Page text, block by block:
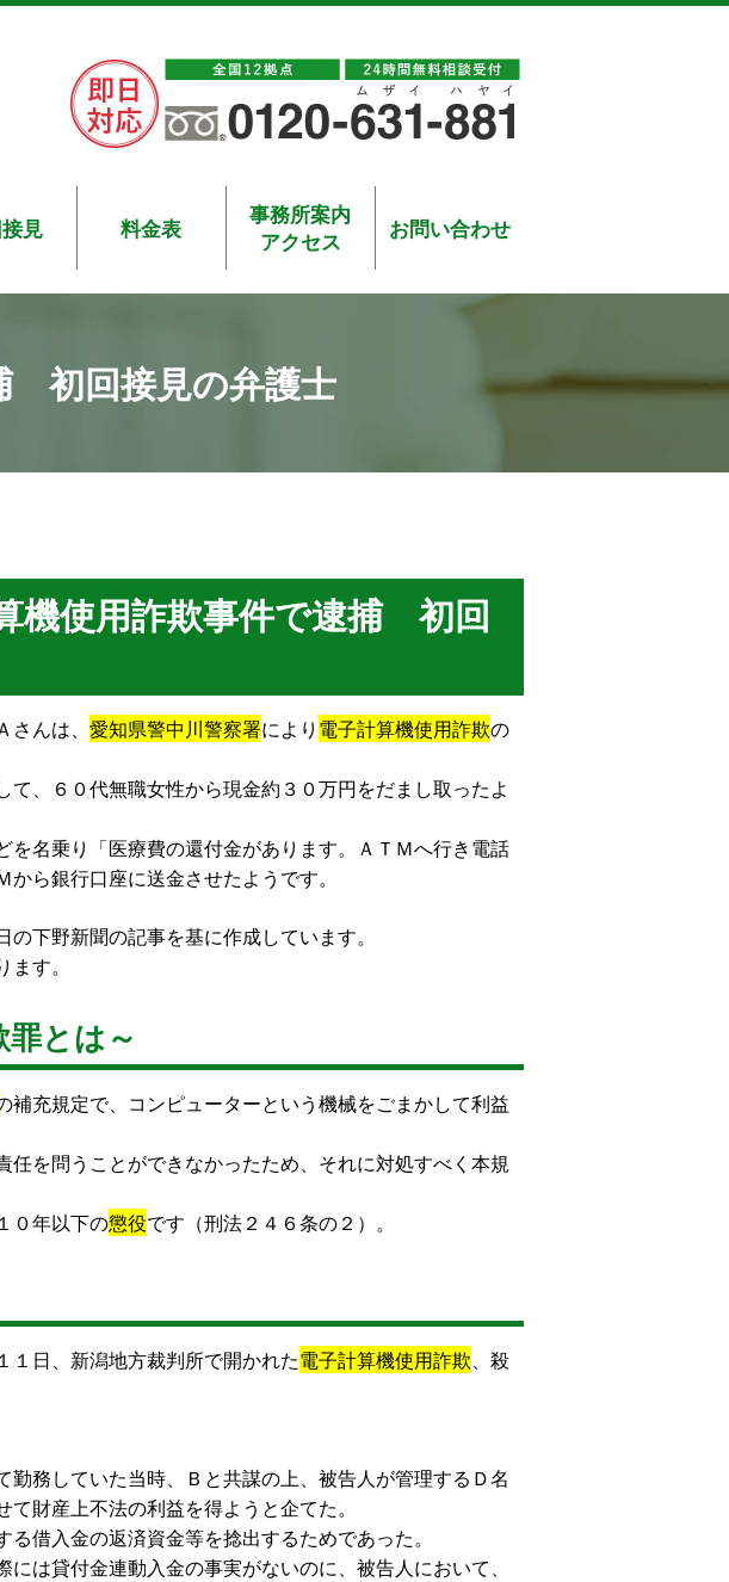
見 料金表
事務所案内
アクセス
お問い合わせ
初回接見の弁護士
機使用詐欺事件で逮捕 初回
んは、 愛知県警中川警察署により 電子計算機使用詐欺の
て、６０代無職女性から現金約３０万円をだまし取ったよ
を名乗り「医療費の還付金があります。ＡＴＭへ行き電話
ら銀行口座に送金させたようです。
下野新聞の記事を基に作成しています。
す。
罪とは～
補充規定で、コンピューターという機械をごまかして利益
任を問うことができなかったため、それに対処すべく本規
０年以下の懲役です（刑法２４６条の２）。
１日、新潟地方裁判所で開かれた電子計算機使用詐欺、殺
務していた当時、Ｂと共謀の上、被告人が管理するＤ名
財産上不法の利益を得ようと企てた。
借入金の返済資金等を捻出するためであった。
は貸付金連動入金の事実がないのに、被告人において、